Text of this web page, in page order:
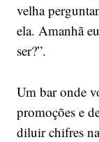
velha
ela. Amanhã
ser?”.
Um bar onde
promoções e
diluir chifres